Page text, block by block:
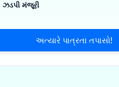
અને મેડિકલ
અને નાના ઉપકરણો
తెలుగు
Telugu
ઝડપી મંજૂરી
અત્યારે પાત્રતા તપાસો!